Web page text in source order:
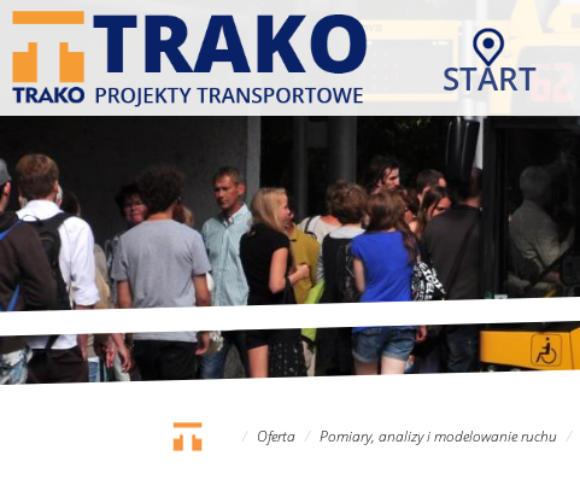
Przejdź
START
Oferta Pomiary, analizy i modelowanie ruchu